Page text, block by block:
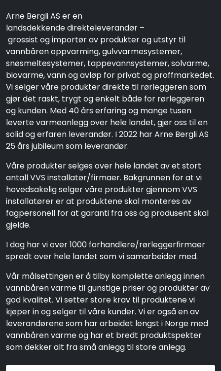
Arne Bergli AS er en
landsdekkende direkteleverandør –
grossist og importør av produkter og utstyr til
vannbåren oppvarming, gulvvarmesystemer,
snøsmeltesystemer, tappevannsystemer, solvarme,
biovarme, vann og avløp for privat og proffmarkedet.
Vi selger våre produkter direkte til rørleggeren som
gjør det raskt, trygt og enkelt både for rørleggeren
og kunden. Med 40 års erfaring og mange tusen
leverte varmeanlegg over hele landet, gjør oss til en
solid og erfaren leverandør. I 2022 har Arne Bergli AS
25 års jubileum som leverandør.
Våre produkter selges over hele landet av et stort
antall VVS installatør/firmaer. Bakgrunnen for at vi
hovedsakelig selger våre produkter gjennom VVS
installatører er at produktene skal monteres av
fagpersonell for at garanti fra oss og produsent skal
gjelde.
I dag har vi over 1000 forhandlere/rørleggerfirmaer
spredt over hele landet som vi samarbeider med.
Vår målsettingen er å tilby komplette anlegg innen
vannbåren varme til gunstige priser og produkter av
god kvalitet. Vi setter store krav til produktene vi
kjøper in og selger til våre kunder. Vi er også en av
leverandørene som har arbeidet lengst i Norge med
vannbåren varme og har et bredt produktspekter
som dekker alt fra små anlegg til store anlegg.